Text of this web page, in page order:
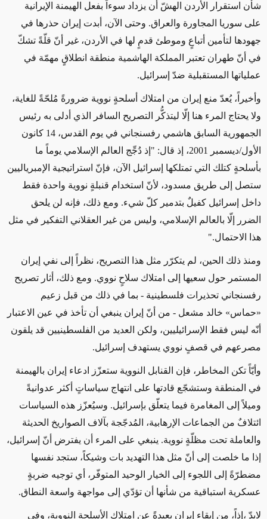
شأن استقرار الأردن الهشّ أن يزداد سوءاً بفعل الهيمنة الإيرانية
على سوريا المجاورة والعراق. وحتى الآن، أبدت إيران حذرها في
جهودها لتأمين أتباعٍ وموطئ قدمٍ لها في الأردن، غير أنّ قلّةً تشكّ
في أنّ طهران تعتبر المملكة الهاشمية منطقة انطلاقٍ مهمّة في
عملياتها المستقبلية ضدّ إسرائيل.
وأخيراً، يُعدّ منع إيران من امتلاك أسلحةٍ نووية ضرورةً مُلحّةً للغاية،
ولا يحتاج المرء هنا إلّا ليتذكُّر التصريح السافر الذي أدلى به رئيس
الجمهورية السابق هاشمي رفسنجاني في يوم القدس، 14 كانون
الأول/ديسمبر 2001، إذ قال: "إذ دُجِّج العالم الإسلامي يوماً ما
بأسلحةٍ كتلك التي تمتلكها إسرائيل الآن، فإنّ استراتيجية الإمبرياليين
ستصل إلى طريق مسدود، لأنّ استخدام قنبلةٍ نووية واحدة فقط
داخل إسرائيل كفيلٌ بتدمير كلّ شيء. ومع ذلك، فإنه لن يلحق
الضرر إلّا بالعالم الإسلامي، وليس من غير العقلاني التفكير في مثل
هذا الاحتمال."
ومنذ ذلك الحين، لم يتكرّر مثل هذا التصريح، نظراً إلى نفي إيران
المستمر حول سعيها إلى امتلاك سلاحٍ نووي. ومع ذلك، أثار تصريح
رفسنجاني تحذيرات فلسطينية - بما في ذلك من قبل زعيم
«حماس» خالد مشعل - من أنّ إيران ينبغي أن تأخذ في عين الاعتبار
أنّه ليس فقط الإسرائيليين، ولكن العديد من الفلسطينيين قد يلقون
مصرعهم في قصفٍ نووي يستهدف إسرائيل.
وأيّاً تكن المخاطر، فإن القنابل النووية ستعزّز ادعاء إيران بالهيمنة
في المنطقة وستشجّع قادتها على انتهاج سياساتٍ أكثر عدوانيةً
وميلاً إلى المغامرة فيما يتعلّق بإسرائيل. وسيُعزّز هذه السياسات
ائتلافٌ من الجماعات الإرهابية، المُدجّجة بآلاف الصواريخ الحديثة
والعاملة تحت مظلّةٍ نووية. ينبغي على المرء أن يفترض أنّ إسرائيل،
إذا ما خلصت إلى أنّ مثل هذا التهديد بات وشيكاً، ستجد نفسها
مضطرّةً إلى اللجوء إلى الخيار الوحيد المتوفّر، أي توجيه ضربةٍ
عسكرية استباقية من شأنها أن تؤدّي إلى مواجهة واسعة النطاق.
لابدّ ،إذاً، من إبقاء إيران بعيدةً عن امتلاك الأسلحة النووية، وفي